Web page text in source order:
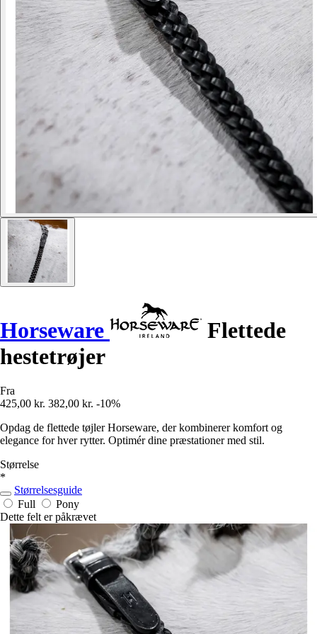
Horseware
Flettede
hestetrøjer
Fra
425,00 kr. 382,00 kr. -10%
Opdag de flettede tøjler Horseware, der kombinerer komfort og
elegance for hver rytter. Optimér dine præstationer med stil.
Størrelse
*
Størrelsesguide
Full
Pony
Dette felt er påkrævet